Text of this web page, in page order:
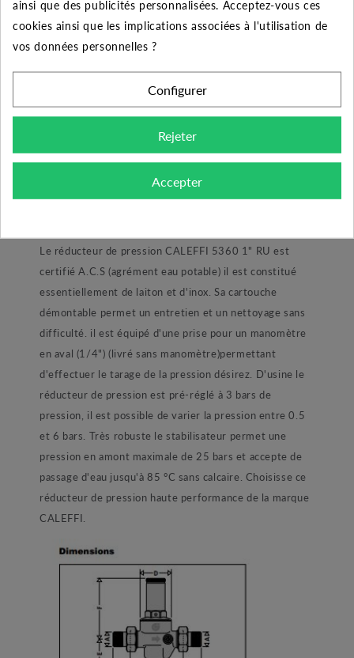
Optez pour le réducteur de pression 5360 1" RU avec
raccords unions de la marque CALEFFI. Ce réducteur
également appelé stabilisateur est un dispositif qui se
monte sur les réseaux privés de distribution d'eau pour
réduire et stabiliser la pression provenant d'un réseau
public, car celle-ci est, en général, trop élevée et
variable pour les installations domestiques. La
caractéristique fondamentale d'un réducteur de
pression de qualité est sa capacité à maintenir une
pression constante en aval quelles que soient les
Le réducteur de pression CALEFFI 5360 1" RU est
certifié A.C.S (agrément eau potable) il est constitué
essentiellement de laiton et d'inox. Sa cartouche
démontable permet un entretien et un nettoyage sans
difficulté. il est équipé d'une prise pour un manomètre
en aval (1/4") (livré sans manomètre)permettant
d'effectuer le tarage de la pression désirez. D'usine le
réducteur de pression est pré-réglé à 3 bars de
pression, il est possible de varier la pression entre 0.5
et 6 bars. Très robuste le stabilisateur permet une
pression en amont maximale de 25 bars et accepte de
passage d'eau jusqu'à 85 °C sans calcaire. Choisisse ce
réducteur de pression haute performance de la marque
CALEFFI.
ainsi que des publicités personnalisées. Acceptez-vous ces
cookies ainsi que les implications associées à l'utilisation de
vos données personnelles ?
Configurer
Rejeter
Accepter